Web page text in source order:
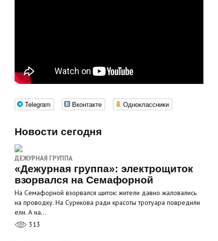
Telegram Вконтакте Одноклассники
Новости сегодня
ДЕЖУРНАЯ ГРУППА
«Дежурная группа»: электрощиток
взорвался на Семафорной
На Семафорной взорвался щиток: жители давно жаловались
на проводку. На Сурикова ради красоты тротуара повредили
ели. А на…
313